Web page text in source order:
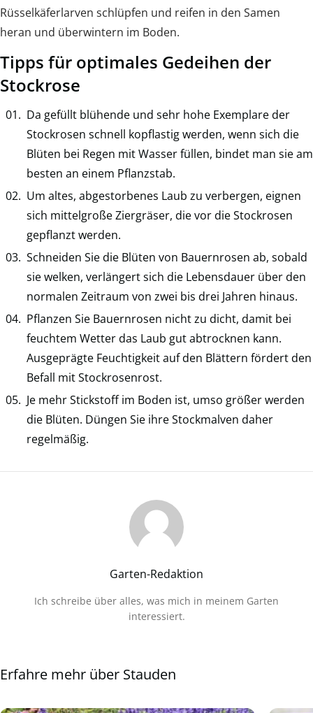
Rüsselkäferlarven schlüpfen und reifen in den Samen
heran und überwintern im Boden.
Tipps für optimales Gedeihen der
Stockrose
Da gefüllt blühende und sehr hohe Exemplare der
Stockrosen schnell kopflastig werden, wenn sich die
Blüten bei Regen mit Wasser füllen, bindet man sie am
besten an einem Pflanzstab.
Um altes, abgestorbenes Laub zu verbergen, eignen
sich mittelgroße Ziergräser, die vor die Stockrosen
gepflanzt werden.
Schneiden Sie die Blüten von Bauernrosen ab, sobald
sie welken, verlängert sich die Lebensdauer über den
normalen Zeitraum von zwei bis drei Jahren hinaus.
Pflanzen Sie Bauernrosen nicht zu dicht, damit bei
feuchtem Wetter das Laub gut abtrocknen kann.
Ausgeprägte Feuchtigkeit auf den Blättern fördert den
Befall mit Stockrosenrost.
Je mehr Stickstoff im Boden ist, umso größer werden
die Blüten. Düngen Sie ihre Stockmalven daher
regelmäßig.
Garten-Redaktion
Ich schreibe über alles, was mich in meinem Garten
interessiert.
Erfahre mehr über Stauden